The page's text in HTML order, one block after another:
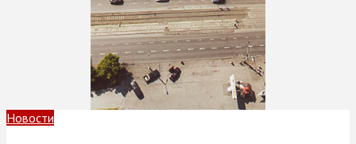
Новости